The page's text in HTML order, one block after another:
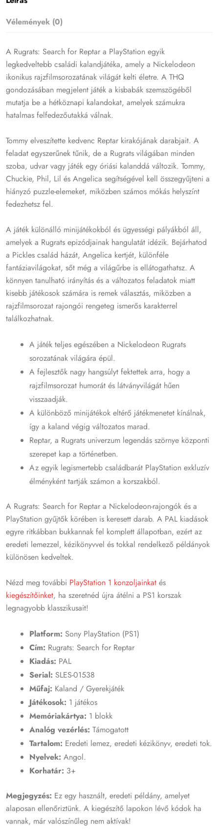
Vélemények (0)
A Rugrats: Search for Reptar a PlayStation egyik
legkedveltebb családi kalandjátéka, amely a Nickelodeon
ikonikus rajzfilmsorozatának világát kelti életre. A THQ
gondozásában megjelent játék a kisbabák szemszögéből
mutatja be a hétköznapi kalandokat, amelyek számukra
hatalmas felfedezőutakká válnak.
Tommy elveszítette kedvenc Reptar kirakójának darabjait. A
feladat egyszerűnek tűnik, de a Rugrats világában minden
szoba, udvar vagy játék egy óriási kalanddá változik. Tommy,
Chuckie, Phil, Lil és Angelica segítségével kell összegyűjteni a
hiányzó puzzle-elemeket, miközben számos mókás helyszínt
fedezhetsz fel.
A játék különálló minijátékokból és ügyességi pályákból áll,
amelyek a Rugrats epizódjainak hangulatát idézik. Bejárhatod
a Pickles család házát, Angelica kertjét, különféle
fantáziavilágokat, sőt még a világűrbe is ellátogathatsz. A
könnyen tanulható irányítás és a változatos feladatok miatt
kisebb játékosok számára is remek választás, miközben a
rajzfilmsorozat rajongói rengeteg ismerős karakterrel
találkozhatnak.
A játék teljes egészében a Nickelodeon Rugrats
sorozatának világára épül.
A fejlesztők nagy hangsúlyt fektettek arra, hogy a
rajzfilmsorozat humorát és látványvilágát hűen
visszaadják.
A különböző minijátékok eltérő játékmenetet kínálnak,
így a kaland végig változatos marad.
Reptar, a Rugrats univerzum legendás szörnye központi
szerepet kap a történetben.
Az egyik legismertebb családbarát PlayStation exkluzív
élményként tartják számon a korszakból.
A Rugrats: Search for Reptar a Nickelodeon-rajongók és a
PlayStation gyűjtők körében is keresett darab. A PAL kiadások
egyre ritkábban bukkannak fel komplett állapotban, ezért az
eredeti lemezzel, kézikönyvvel és tokkal rendelkező példányok
különösen kedveltek.
Nézd meg további PlayStation 1 konzoljainkat és
kiegészítőinket, ha szeretnéd újra átélni a PS1 korszak
legnagyobb klasszikusait!
Platform: Sony PlayStation (PS1)
Cím: Rugrats: Search for Reptar
Kiadás: PAL
Serial: SLES-01538
Műfaj: Kaland / Gyerekjáték
Játékosok: 1 játékos
Memóriakártya: 1 blokk
Analóg vezérlés: Támogatott
Tartalom: Eredeti lemez, eredeti kézikönyv, eredeti tok.
Nyelvek: Angol.
Korhatár: 3+
Megjegyzés: Ez egy használt, eredeti példány, amelyet
alaposan ellenőriztünk. A kiegészítő lapokon lévő kódok ha
vannak, már valószínűleg nem aktívak!